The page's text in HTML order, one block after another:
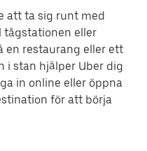
att ta sig runt med
tågstationen eller
en restaurang eller ett
i stan hjälper Uber dig
in online eller öppna
för att börja